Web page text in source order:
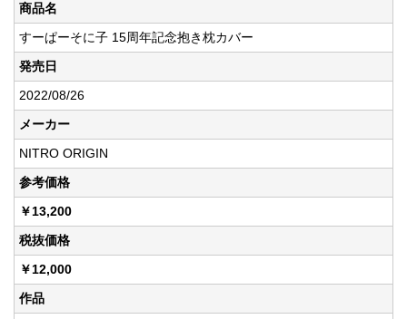
商品名
すーぱーそに子 15周年記念抱き枕カバー
発売日
2022/08/26
メーカー
NITRO ORIGIN
参考価格
￥13,200
税抜価格
￥12,000
作品